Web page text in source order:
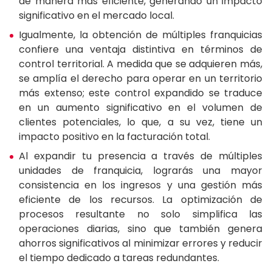
significativo en el mercado local.
Igualmente, la obtención de múltiples franquicias
confiere una ventaja distintiva en términos de
control territorial. A medida que se adquieren más,
se amplía el derecho para operar en un territorio
más extenso; este control expandido se traduce
en un aumento significativo en el volumen de
clientes potenciales, lo que, a su vez, tiene un
impacto positivo en la facturación total.
Al expandir tu presencia a través de múltiples
unidades de franquicia, lograrás una mayor
consistencia en los ingresos y una gestión más
eficiente de los recursos. La optimización de
procesos resultante no solo simplifica las
operaciones diarias, sino que también genera
ahorros significativos al minimizar errores y reducir
el tiempo dedicado a tareas redundantes.